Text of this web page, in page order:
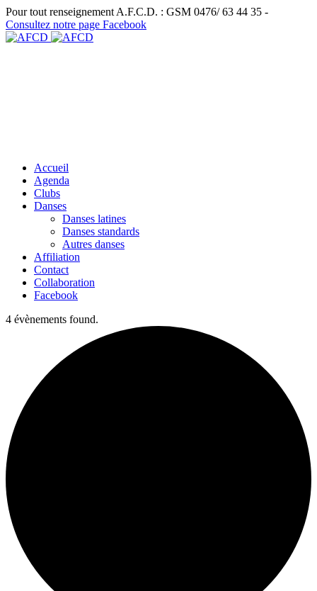
Pour tout renseignement A.F.C.D. : GSM 0476/ 63 44 35 -
Consultez notre page Facebook
Accueil
Agenda
Clubs
Danses
Danses latines
Danses standards
Autres danses
Affiliation
Contact
Collaboration
Facebook
4 évènements found.